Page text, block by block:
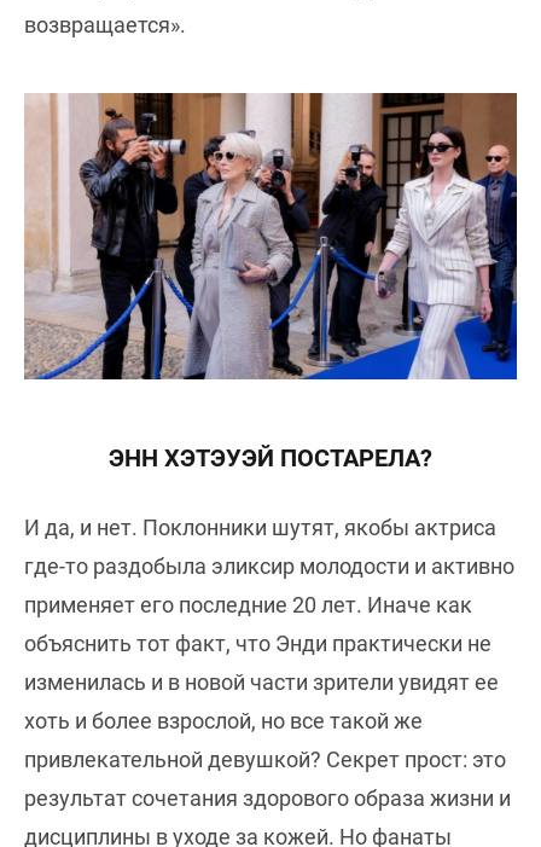
возвращается».
ЭНН ХЭТЭУЭЙ ПОСТАРЕЛА?
И да, и нет. Поклонники шутят, якобы актриса
где-то раздобыла эликсир молодости и активно
применяет его последние 20 лет. Иначе как
объяснить тот факт, что Энди практически не
изменилась и в новой части зрители увидят ее
хоть и более взрослой, но все такой же
привлекательной девушкой? Секрет прост: это
результат сочетания здорового образа жизни и
дисциплины в уходе за кожей. Но фанаты